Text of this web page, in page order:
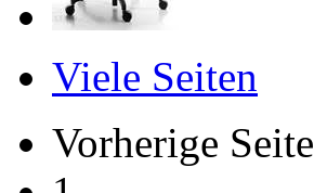
Viele Seiten
Vorherige Seite